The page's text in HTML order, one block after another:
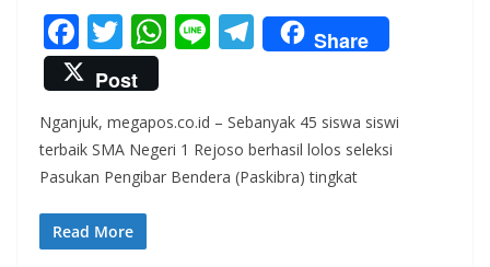
F
ac
e
b
o
o
k
T
w
itt
er
W
s
A
Li T
el
gr
a
Share
Post
Nganjuk, megapos.co.id – Sebanyak 45 siswa siswi
terbaik SMA Negeri 1 Rejoso berhasil lolos seleksi
Pasukan Pengibar Bendera (Paskibra) tingkat
Read More